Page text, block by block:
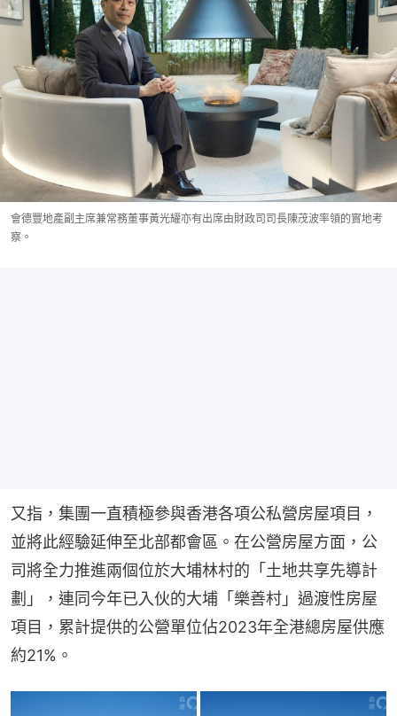
會德豐地產副主席兼常務董事黃光耀亦有出席由財政司司長陳茂波率領的實地考
察。
又指，集團一直積極參與香港各項公私營房屋項目，
並將此經驗延伸至北部都會區。在公營房屋方面，公
司將全力推進兩個位於大埔林村的「土地共享先導計
劃」，連同今年已入伙的大埔「樂善村」過渡性房屋
項目，累計提供的公營單位佔2023年全港總房屋供應
約21%。